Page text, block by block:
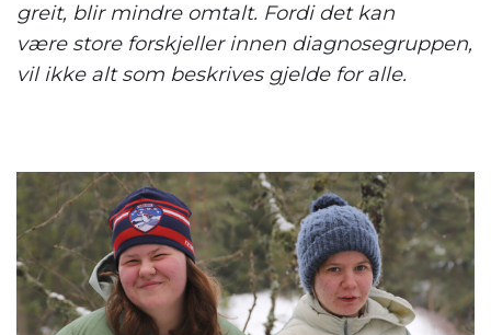
greit, blir mindre omtalt. Fordi det kan
være storeforskjeller innen diagnosegruppen,
vil ikke alt som beskrives gjelde for alle.